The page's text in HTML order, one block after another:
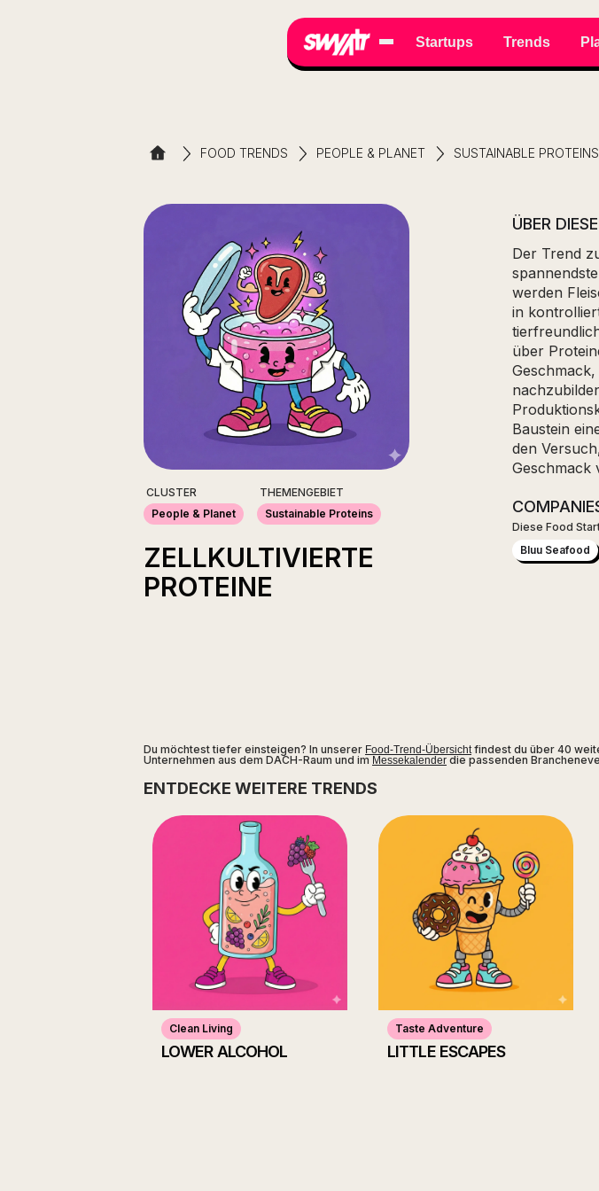
Startups Trends
FOOD TRENDS PEOPLE & PLANET SUSTAINABLE PROTEINS
CLUSTER
People & Planet
THEMENGEBIET
Sustainable Proteins
ZELLKULTIVIERTE
PROTEINE
ÜBER
Der Trend
werden
in
über
Baustein
den
Geschmack
Diese Food
Bluu Seafood
Du möchtest tiefer einsteigen? In unserer Food-Trend-Übersichtfindest du über 40
Unternehmen aus dem DACH-Raum und im Messekalender die passenden
ENTDECKE WEITERE TRENDS
Clean Living
LOWER ALCOHOL
Taste Adventure
LITTLE ESCAPES